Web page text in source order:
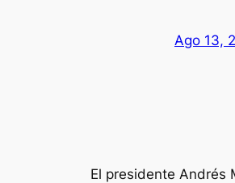
Ago 13,
El presidente Andrés